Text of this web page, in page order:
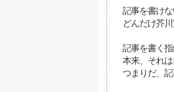
記事を書けな
どんだけ芥川
記事を書く指
本来、それは
つまりだ、記